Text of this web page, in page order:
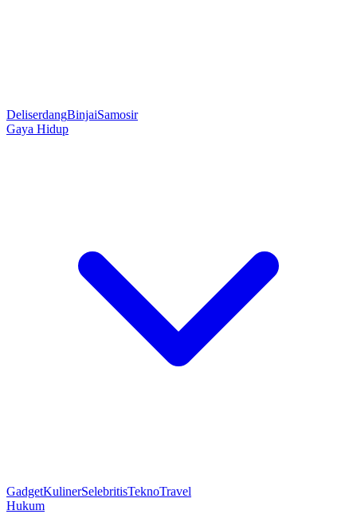
DeliserdangBinjaiSamosir
Gaya Hidup
GadgetKulinerSelebritisTeknoTravel
Hukum